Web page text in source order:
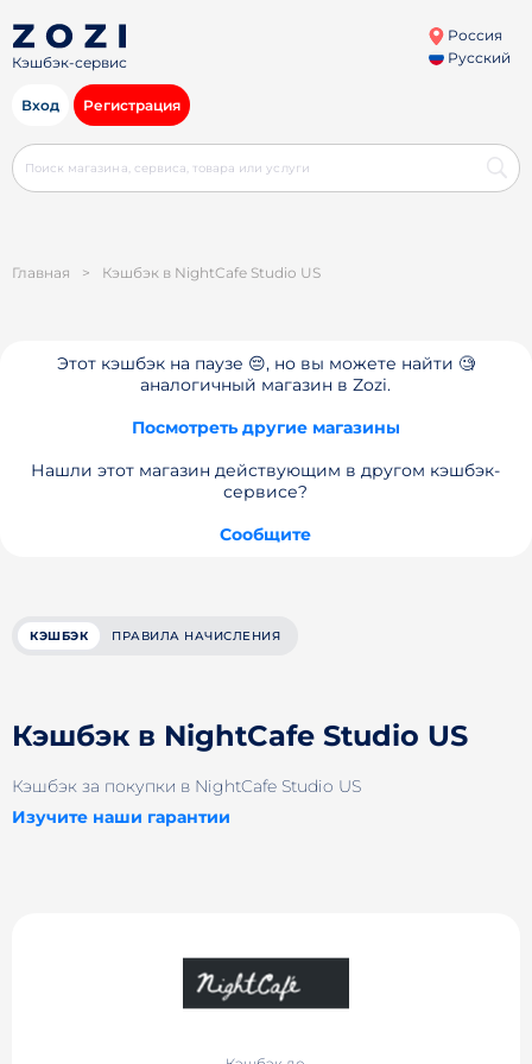
Кэшбэк-сервис
Россия
Русский
Вход Регистрация
Главная > Кэшбэк в NightCafe Studio US
Этот кэшбэк на паузе 😔, но вы можете найти 🧐
аналогичный магазин в Zozi.
Посмотреть другие магазины
Нашли этот магазин действующим в другом кэшбэк-
сервисе?
Сообщите
КЭШБЭК ПРАВИЛА НАЧИСЛЕНИЯ
Кэшбэк в NightCafe Studio US
Кэшбэк за покупки в NightCafe Studio US
Изучите наши гарантии